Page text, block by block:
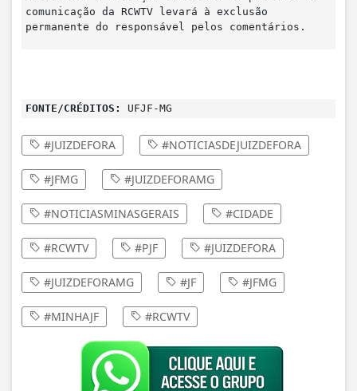
comunicação da RCWTV levará à exclusão
permanente do responsável pelos comentários.
FONTE/CRÉDITOS: UFJF-MG
#JUIZDEFORA #NOTICIASDEJUIZDEFORA
#JFMG #JUIZDEFORAMG
#NOTICIASMINASGERAIS #CIDADE
#RCWTV #PJF #JUIZDEFORA
#JUIZDEFORAMG #JF #JFMG
#MINHAJF #RCWTV